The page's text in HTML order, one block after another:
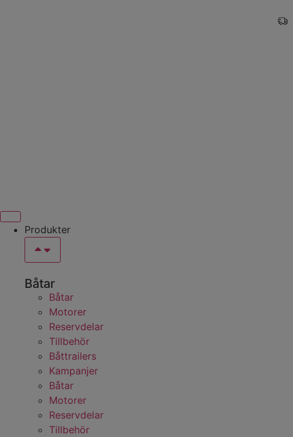
Produkter
Båtar
Båtar
Motorer
Reservdelar
Tillbehör
Båttrailers
Kampanjer
Båtar
Motorer
Reservdelar
Tillbehör